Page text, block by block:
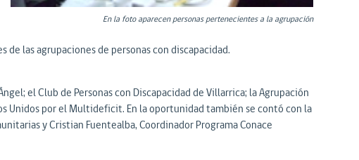
En la foto aparecen personas pertenecientes a la agrupación
de las agrupaciones de personas con discapacidad.
el Club de Personas con Discapacidad de Villarrica; la Agrupación
Unidos por el Multideficit. En la oportunidad también se contó con la
y Cristian Fuentealba, Coordinador Programa Conace